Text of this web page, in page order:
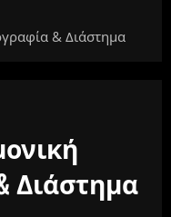
& Διάστημα
Διάστημα